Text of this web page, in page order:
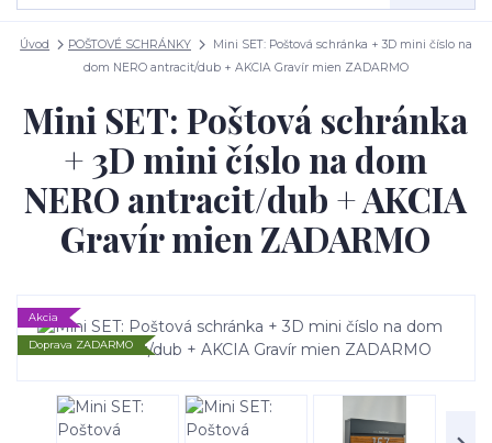
Úvod POŠTOVÉ SCHRÁNKY
Mini SET: Poštová schránka + 3D mini číslo na
dom NERO antracit/dub + AKCIA Gravír mien ZADARMO
Mini SET: Poštová schránka
+ 3D mini číslo na dom
NERO antracit/dub + AKCIA
Gravír mien ZADARMO
Akcia
Doprava ZADARMO